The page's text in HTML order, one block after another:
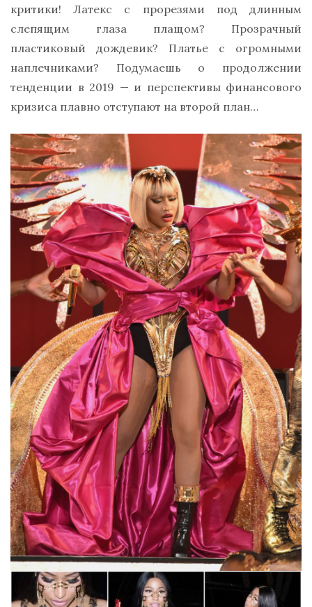
критики! Латекс с прорезями под длинным
слепящим глаза плащом? Прозрачный
пластиковый дождевик? Платье с огромными
наплечниками? Подумаешь о продолжении
тенденции в 2019 — и перспективы финансового
кризиса плавно отступают на второй план…